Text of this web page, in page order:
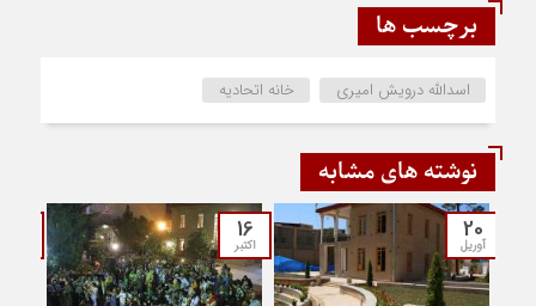
برچسب ها
اسدالله درویش امیری خانه اتحادیه
نوشته های مشابه
20
آوریل 16
اکتبر